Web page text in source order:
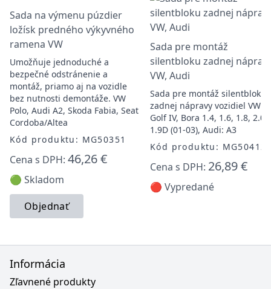
Sada na výmenu púzdier
ložísk predného výkyvného
ramena VW
Umožňuje jednoduché a
bezpečné odstránenie a
montáž, priamo aj na vozidle
bez nutnosti demontáže. VW
Polo, Audi A2, Skoda Fabia, Seat
Cordoba/Altea
Kód produktu: MG50351
Cena s DPH: 46,26 €
🟢 Skladom
Objednať
Sada pre montáž
silentbloku zadnej
VW, Audi
Sada pre montáž silentbloku
zadnej nápravy vozidiel VW:
Golf IV, Bora 1.4, 1.6, 1.8, 2.0,
1.9D (01-03), Audi: A3
Kód produktu: MG50412
Cena s DPH: 26,89 €
🔴 Vypredané
Informácia
Zľavnené produkty